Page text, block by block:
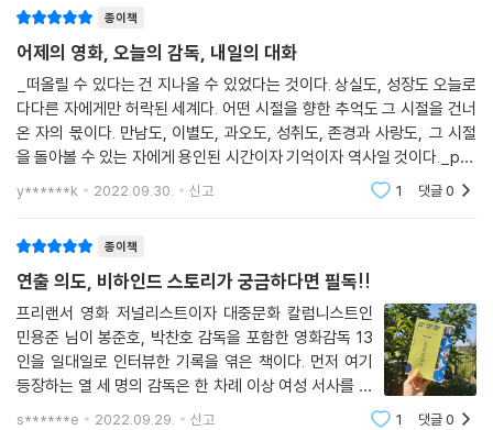
으로 만드는 게 늘 중요했어요. 원하는 타이밍을 기다려서 하는 게 아니라
--- p.136~137
김초희 감독
[영화의 끝에서 비로소 만난 영화]
영화를 보기 전까진 인생에 관한 지독한 농담처럼 읽히던 제목이 막상 보
이었다. [찬실이는 복도 많지]는 좀처럼 알 길 없이 다가올 시간이 자아낼
떨림으로 나아가길 주저하는 어떤 이들을 위해 내밀고 잡아 천천히 끌어주
는 손의 온기 같은 영화다. 인생에 되돌리기 버튼은 없기에 필연적으로 뒤
따라오는 후회와 아쉬움을 피해 달아나기만 하는 것 같아 대체로 서글프지
만 때론 되돌릴 수 없는 인생이기에 다가오는 매일이란 그만큼 소중하고
절실해지는 것 같기도 하다. 그렇게 어떤 영화보다도 영화 같은 기억이 된
럼, 관객 각자의 일상을 만나 그들의 밤으로 기억될 것이다.
겉보기에 비정상의 세계라 여겨지는 희귀한 관점에서도 우리 자신을 명백
히 재발견하는 순간을 마주한다. 이경미 감독은 [미쓰 홍당무]의 공효진과
[비밀은 없다]의 손예진 그리고 [보건교사 안은영]의 정유미 모두 한결같
이 보기 드문 여성 캐릭터를 그려냈다. ‘인물이 성장하기 위해선 그 인물에
게 어떤 문제점이 있어야 되고, 그걸 어떤 식으로든 해결하는 방향으로 귀
결해야 성장 드라마가 완성될 거라 생각했죠’라는 관점에서 발견된 캐릭터
화의 결말을 닮은 듯한 감독의 말은 차분하면서도 단호함이 전해진다. ‘더
이상 ‘나는 어떻게 해요?’가 아니라 ‘마음 단단히 먹어야 돼’로 마음이 정리
됐다는 걸 알았어요. 그래서 윤영이가 자신에게 행복한 선택을 할 것이라
고 확신하게 됐고요. 그리고 관객들도 이런 생각에 공감해주면 좋겠더라고
요. 생각할 수 있다면 행동으로 이어질 테니까.’
많은 관객의 기억과 달리 감독의 새로운 관점을 발견할 기회는 저자의 인
종이책
어제의 영화, 오늘의 감독, 내일의 대화
_떠올릴 수 있다는 건 지나올 수 있었다는 것이다. 상실도, 성장도 오늘로
다다른 자에게만 허락된 세계다. 어떤 시절을 향한 추억도 그 시절을 건너
온 자의 몫이다. 만남도, 이별도, 과오도, 성취도, 존경과 사랑도, 그 시절
을 돌아볼 수 있는 자에게 용인된 시간이자 기억이자 역사일 것이다._p15
의 감독,
y******k 2022.09.30. 신고 1 댓글0
종이책
연출 의도, 비하인드 스토리가 궁금하다면 필독!!
프리랜서 영화 저널리스트이자 대중문화 칼럼니스트인
민용준 님이 봉준호, 박찬호 감독을 포함한 영화감독 13
인을 일대일로 인터뷰한 기록을 엮은 책이다. 먼저 여기
등장하는 열 세 명의 감독은 한 차례 이상 여성 서사를 다
룬 감독이란 공통점이 있지만 그 사실에 집중한 인터뷰는
s******e 2022.09.29. 신고 1 댓글0